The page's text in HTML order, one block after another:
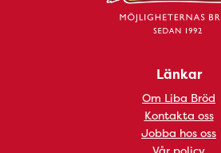
Länkar
Om Liba Bröd
Kontakta oss
Jobba hos oss